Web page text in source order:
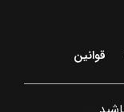
قوانین